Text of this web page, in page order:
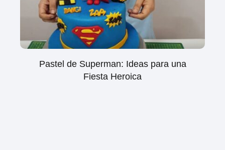
Pastel de Superman: Ideas para una
Fiesta Heroica